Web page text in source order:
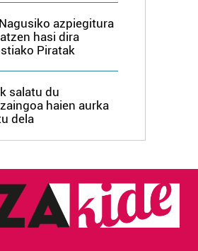
azpiegitura
hasi dira
Piratak
salatu du
haien aurka
dela